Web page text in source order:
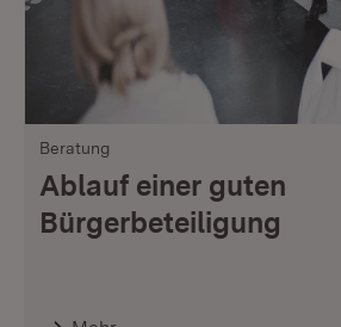
Beratung
Ablauf einer guten
Bürgerbeteiligung